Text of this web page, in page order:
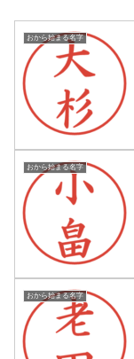
おから始まる名字
おから始まる名字
おから始まる名字